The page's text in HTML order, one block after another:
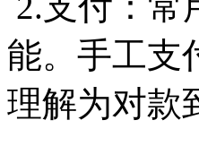
能。手工支
理解为对